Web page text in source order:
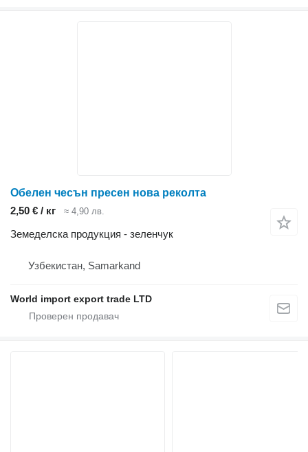
Обелен чесън пресен нова реколта
2,50 € / кг
≈ 4,90 лв.
Земеделска продукция - зеленчук
Узбекистан, Samarkand
World import export trade LTD